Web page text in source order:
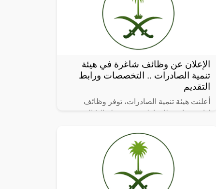
الإعلان عن وظائف شاغرة في هيئة
تنمية الصادرات .. التخصصات ورابط
التقديم
أعلنت هيئة تنمية الصادرات، توفر وظائف
إدارية شاغرة للمواطنين من حملة البكالوريوس